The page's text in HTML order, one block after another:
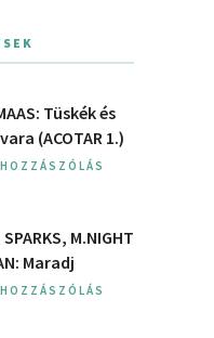
Tüskék és
(ACOTAR 1.)
M.NIGHT
Maradj